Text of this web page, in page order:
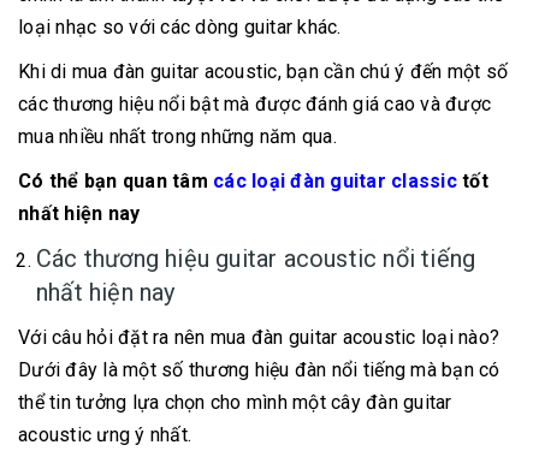
loại nhạc so với các dòng guitar khác.
Khi di mua đàn guitar acoustic, bạn cần chú ý đến một số
các thương hiệu nổi bật mà được đánh giá cao và được
mua nhiều nhất trong những năm qua.
Có thể bạn quan tâm các loại đàn guitar classictốt
nhất hiện nay
Các thương hiệu guitar acoustic nổi tiếng
nhất hiện nay
Với câu hỏi đặt ra nên mua đàn guitar acoustic loại nào?
Dưới đây là một số thương hiệu đàn nổi tiếng mà bạn có
thể tin tưởng lựa chọn cho mình một cây đàn guitar
acoustic ưng ý nhất.